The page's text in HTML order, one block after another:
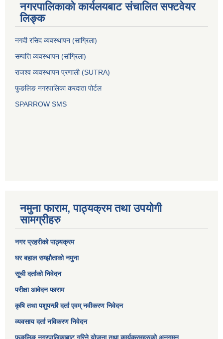
नगरपालिकाको कार्यलयबाट संचालित सफ्टवेयर
लिङ्क
नगदी रसिद व्यवस्थापन (साग्रिला)
सम्पत्ति व्यवस्थापन (सांग्रिला)
राजश्व व्यवस्थापन प्रणाली (SUTRA)
फुङलिङ नगरपालिका करदाता पोर्टल
SPARROW SMS
नमुना फाराम, पाठ्यक्रम तथा उपयोगी
सामग्रीहरु
नगर प्रहरीको पाठ्यक्रम
घर बहाल सम्झौताको नमुना
सूची दर्ताको निवेदन
परीक्षा आवेदन फाराम
कृषि तथा पशुपन्छी दर्ता एवम् नवीकरण निवेदन
व्यवसाय दर्ता नविकरण निवेदन